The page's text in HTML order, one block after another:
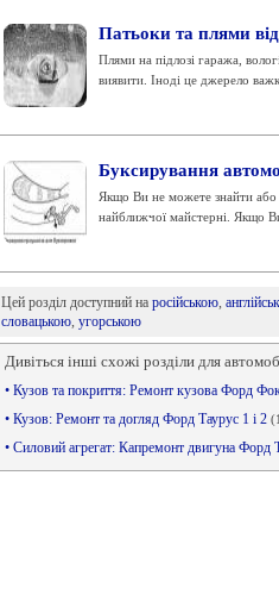
Патьоки та плями
Плями на підлозі гаража,
виявити. Іноді це джерело
Буксирування
Якщо Ви не можете знайти або
найближчої майстерні. Якщо
Цей розділ доступний на російською,
словацькою, угорською
Дивіться інші схожі розділи для
• Кузов та покриття: Ремонт кузова Форд
• Кузов: Ремонт та догляд Форд Таурус 1 і 2
• Силовий агрегат: Капремонт двигуна Форд